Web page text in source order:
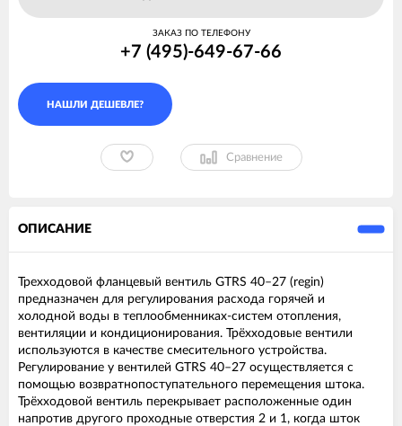
ЗАКАЗ ПО ТЕЛЕФОНУ
+7 (495)-649-67-66
Сравнение
ОПИСАНИЕ
Трехходовой фланцевый вентиль GTRS 40–27 (regin)
предназначен для регулирования расхода горячей и
холодной воды в теплообменниках-систем отопления,
вентиляции и кондиционирования. Трёхходовые вентили
используются в качестве смесительного устройства.
Регулирование у вентилей GTRS 40–27 осуществляется с
помощью возвратнопоступательного перемещения штока.
Трёхходовой вентиль перекрывает расположенные один
напротив другого проходные отверстия 2 и 1, когда шток